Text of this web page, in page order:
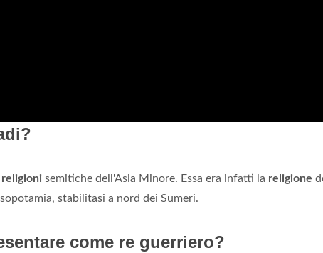
religioni semitiche dell'Asia Minore. Essa era infatti la religione
stabilitasi a nord dei Sumeri.
come re guerriero?